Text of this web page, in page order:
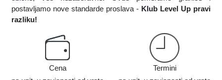
postavljamo nove standarde proslava - Klub Level Up pravi
razliku!
Cena
Termini